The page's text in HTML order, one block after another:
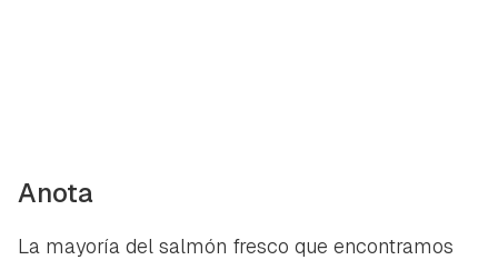
Anota
La mayoría del salmón fresco que encontramos